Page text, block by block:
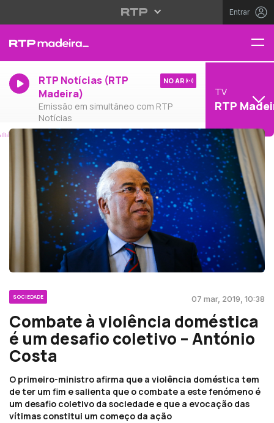
Entrar
RTP Notícias (RTP
Madeira)
Emissão em simultâneo com RTP
Notícias
NO AR
TV
RTP
SOCIEDADE 07 mar, 2019, 10:38
Combate à violência doméstica
é um desafio coletivo – António
Costa
O primeiro-ministro afirma que a violência doméstica tem
de ter um fim e salienta que o combate a este fenómeno é
um desafio coletivo da sociedade e que a evocação das
vítimas constitui um começo da ação